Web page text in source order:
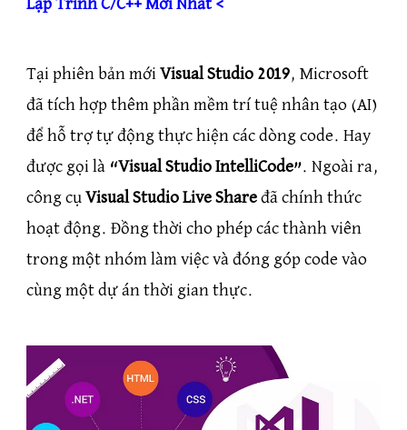
Lập Trình C/C++ Mới Nhất <
Tại phiên bản mới Visual Studio 2019, Microsoft
đã tích hợp thêm phần mềm trí tuệ nhân tạo (AI)
để hỗ trợ tự động thực hiện các dòng code. Hay
được gọi là “Visual Studio IntelliCode”. Ngoài ra,
công cụ Visual Studio Live Shaređã chính thức
hoạt động. Đồng thời cho phép các thành viên
trong một nhóm làm việc và đóng góp code vào
cùng một dự án thời gian thực.